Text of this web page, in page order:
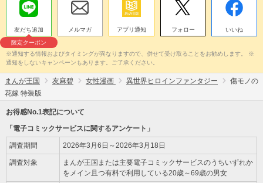
友だち追加
限定クーポン
メルマガ アプリ通知 フォロー いいね
※通知する情報およびタイミングが異なりますので、併せて受け取ることをお勧めします。 ※
通知をしないキャンペーンもあります。ご了承ください。
まんが王国 友麻碧 女性漫画 異世界ヒロインファンタジー
傷モノの
花嫁 特装版
お得感No.1表記について
「電子コミックサービスに関するアンケート」
調査期間 2026年3月6日～2026年3月18日
調査対象
まんが王国または主要電子コミックサービスのうちいずれか
をメイン且つ有料で利用している20歳～69歳の男女